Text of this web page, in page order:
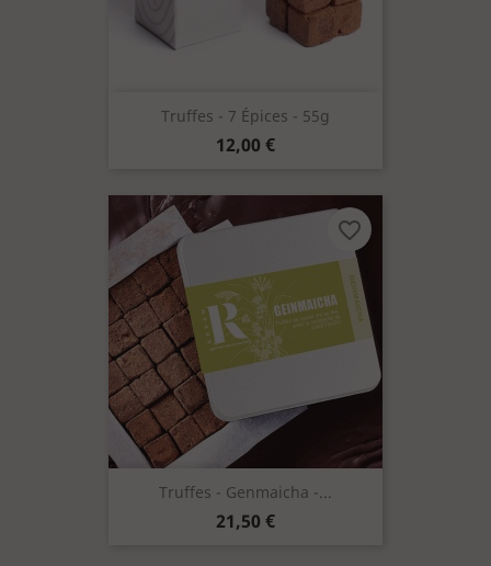
Truffes - 7 Épices - 55g
Prix
12,00 €
Truffes - Genmaicha -...
Prix
21,50 €
favorite_border